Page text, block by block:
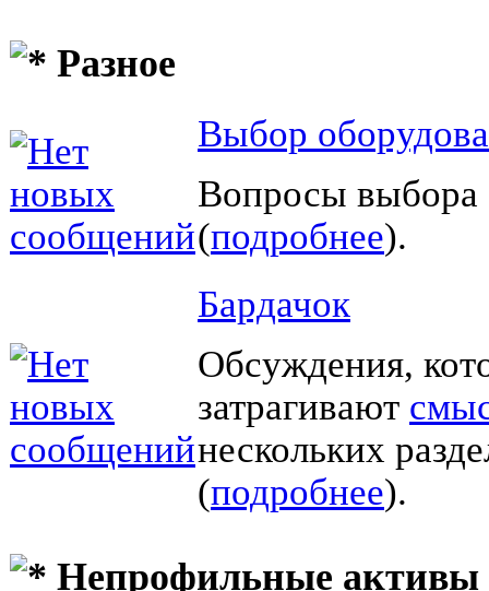
Разное
Выбор
Вопросы выбора
(подробнее).
Бардачок
Обсуждения,
затрагивают
нескольких
(подробнее).
Непрофильные активы